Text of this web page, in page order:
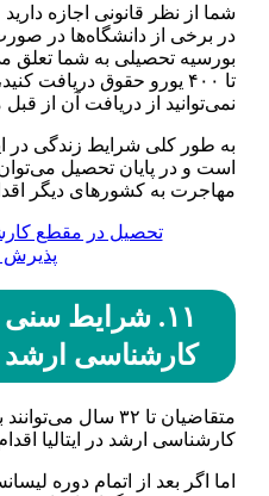
در برخی از دانشگاه‌ها در
بورسیه تحصیلی به شما تعلق
تا ۴۰۰ یورو حقوق دریافت
نمی‌توانید از دریافت آن از
به طور کلی شرایط زندگی در
است و در پایان تحصیل
مهاجرت به کشور‌های دیگر
تحصیل در مقطع
پذیرش
۱۱. شرایط
کارشناسی ارشد
متقاضیان تا ۳۲
کارشناسی ارشد در ایتالیا
اما اگر بعد از اتمام دوره